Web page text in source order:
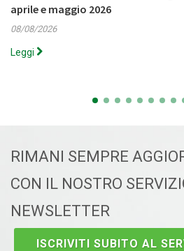
aprile e maggio 2026
08/08/2026
Leggi
RIMANI SEMPRE
CON IL NOSTRO
NEWSLETTER
ISCRIVITI SUBITO AL